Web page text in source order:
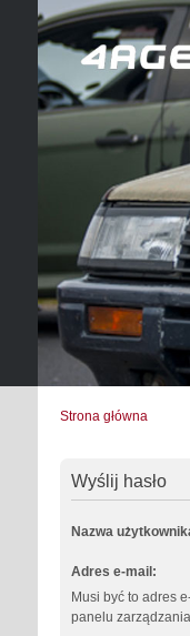
Strona główna
Wyślij hasło
Nazwa
Adres e-mail:
Musi być to adres
panelu